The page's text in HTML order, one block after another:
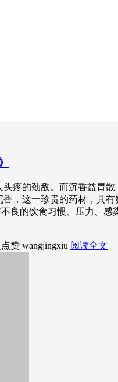
疼的劲敌。而沉香益胃
，这一珍贵的药材，具
不良的饮食习惯、压力、
赞 wangjingxiu 阅读全文